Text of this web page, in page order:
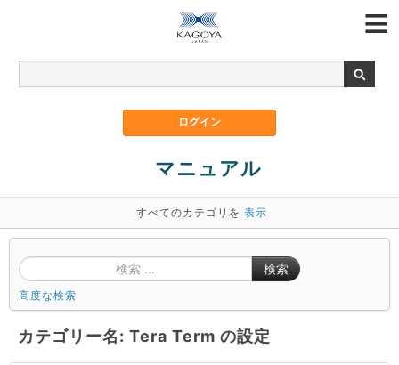
マニュアル
すべてのカテゴリを 表示
検索
高度な検索
カテゴリー名: Tera Term の設定